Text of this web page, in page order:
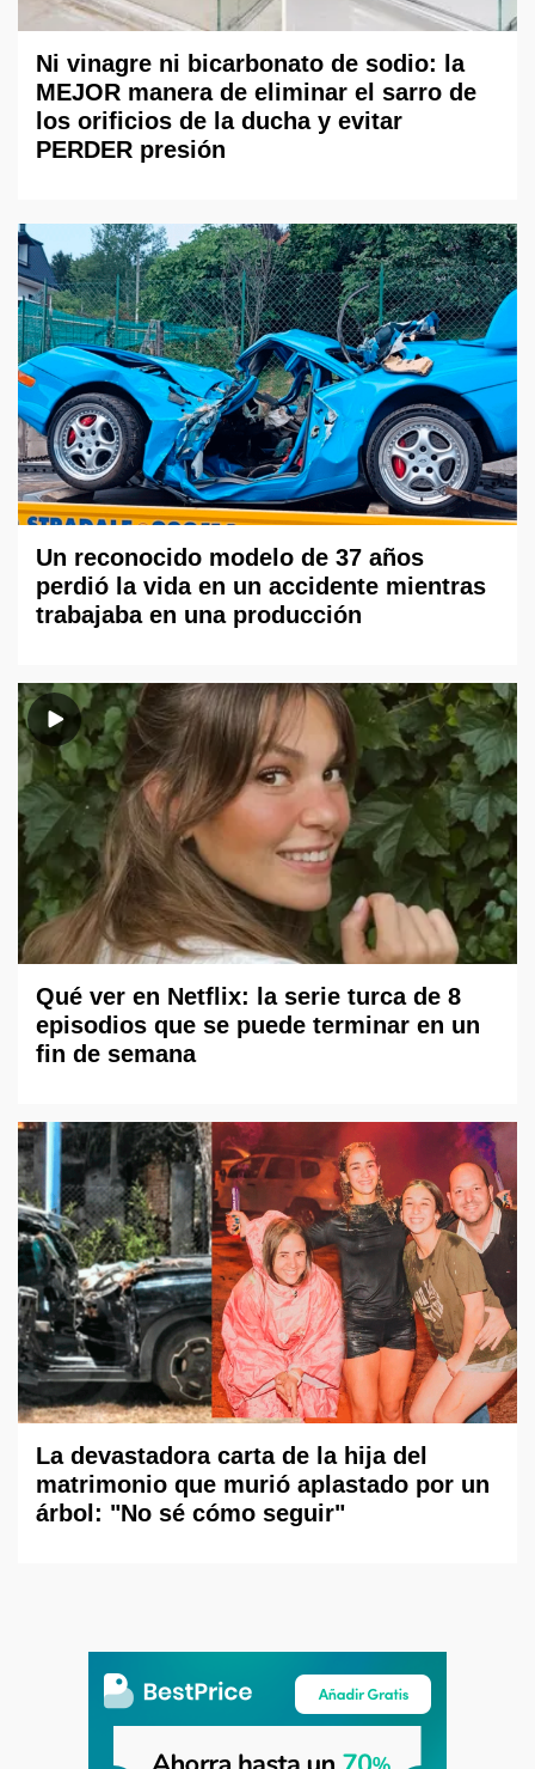
Ni vinagre ni bicarbonato de sodio: la
MEJOR manera de eliminar el sarro de
los orificios de la ducha y evitar
PERDER presión
Un reconocido modelo de 37 años
perdió la vida en un accidente mientras
trabajaba en una producción
Qué ver en Netflix: la serie turca de 8
episodios que se puede terminar en un
fin de semana
La devastadora carta de la hija del
matrimonio que murió aplastado por un
árbol: "No sé cómo seguir"